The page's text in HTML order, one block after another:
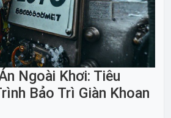
Ngoài Khơi: Tiêu
Bảo Trì Giàn Khoan